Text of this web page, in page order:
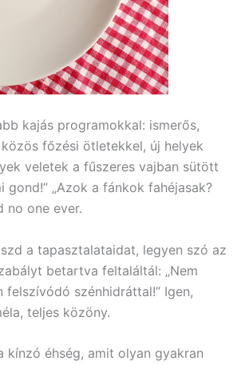
kajás programokkal: ismerős,
főzési ötletekkel, új helyek
veletek a fűszeres vajban sütött
„Azok a fánkok fahéjasak?
no one ever.
a tapasztalataidat, legyen szó az
betartva feltaláltál: „Nem
szénhidráttal!” Igen,
teljes közöny.
éhség, amit olyan gyakran